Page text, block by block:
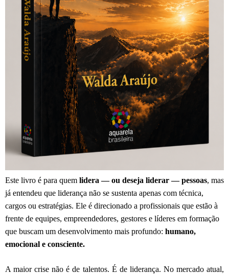
Este livro é para quem lidera — ou deseja liderar — pessoas, mas
já entendeu que liderança não se sustenta apenas com técnica,
cargos ou estratégias. Ele é direcionado a profissionais que estão à
frente de equipes, empreendedores, gestores e líderes em formação
que buscam um desenvolvimento mais profundo: humano,
emocional e consciente.
A maior crise não é de talentos. É de liderança. No mercado atual,